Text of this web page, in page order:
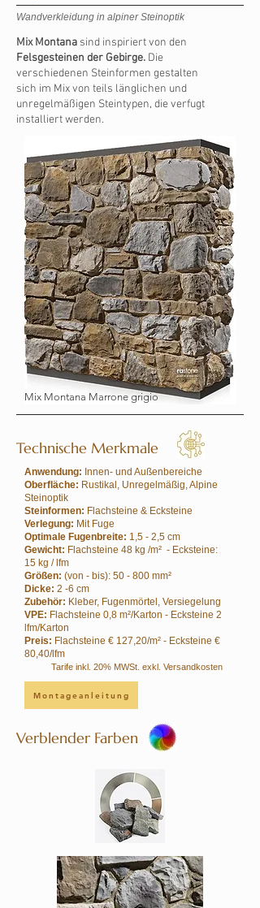
Wandverkleidung in alpiner Steinoptik
Mix Montana sind inspiriert von den
Felsgesteinen der Gebirge. Die
verschiedenen Steinformen gestalten
sich im Mix von teils länglichen und
unregelmäßigen Steintypen, die verfugt
installiert werden.
Mix Montana Marrone grigio
Technische Merkmale
Anwendung: Innen- und Außenbereiche
Oberfläche: Rustikal, Unregelmäßig, Alpine
Steinoptik
Steinformen: Flachsteine & Ecksteine
Verlegung: Mit Fuge
Optimale Fugenbreite: 1,5 - 2,5 cm
Gewicht: Flachsteine 48 kg /m² - Ecksteine:
15 kg / lfm
Größen: (von - bis): 50 - 800 mm²
Dicke: 2 -6 cm
Zubehör: Kleber, Fugenmörtel, Versiegelung
VPE: Flachsteine 0,8 m²/Karton - Ecksteine 2
lfm/Karton
Preis: Flachsteine € 127,20/m² - Ecksteine €
80,40/lfm
Tarife inkl. 20% MWSt. exkl. Versandkosten
Montageanleitung
Verblender Farben